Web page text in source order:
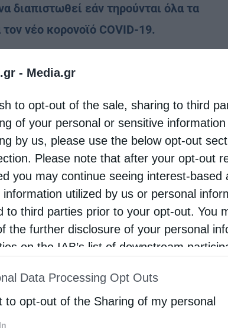
- Media.gr
to opt-out of the sale, sharing to third
of your personal or sensitive
by us, please use the below opt-out
Please note that after your opt-out
you may continue seeing interest-based
information utilized by us or personal
to third parties prior to your opt-out. You
the further disclosure of your personal
on the IAB’s list of downstream
of Downstream Participantsthat may
parties.
Data Processing Opt Outs
to opt-out of the Sharing of my personal
διαπιστωθεί εάν τηρούνται όλα τα
νέο κορονοϊό COVID-19.
αρμοδίους ότι το Γηροκομείο Πειραιώς
προστασίας που προβλέπονται.
γίνεται θερμομέτρηση τόσο των
εργαζόμενοι φοράνε καθημερινά τον
γυαλιά προστασίας, μάσκες, γάντια και
κοινόχρηστους χώρους υπάρχουν
χρονικά διαστήματα τα χέρια των
σε επαφή με τους τροφίμους.
από τις 04/03/2020, αρκετό καιρό
την προστασία των ηλικιωμένων